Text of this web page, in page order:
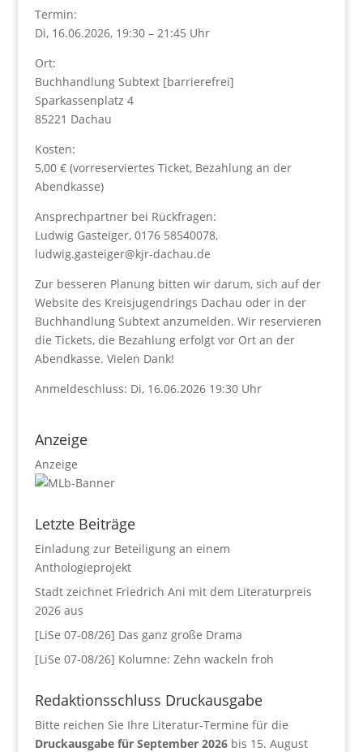
Termin:
Di, 16.06.2026, 19:30 – 21:45 Uhr
Ort:
Buchhandlung Subtext [barrierefrei]
Sparkassenplatz 4
85221 Dachau
Kosten:
5,00 € (vorreserviertes Ticket, Bezahlung an der
Abendkasse)
Ansprechpartner bei Rückfragen:
Ludwig Gasteiger, 0176 58540078,
ludwig.gasteiger@kjr-dachau.de
Zur besseren Planung bitten wir darum, sich auf der
Website des Kreisjugendrings Dachau oder in der
Buchhandlung Subtext anzumelden. Wir reservieren
die Tickets, die Bezahlung erfolgt vor Ort an der
Abendkasse. Vielen Dank!
Anmeldeschluss: Di, 16.06.2026 19:30 Uhr
Anzeige
Anzeige
Letzte Beiträge
Einladung zur Beteiligung an einem
Anthologieprojekt
Stadt zeichnet Friedrich Ani mit dem Literaturpreis
2026 aus
[LiSe 07-08/26] Das ganz große Drama
[LiSe 07-08/26] Kolumne: Zehn wackeln froh
Redaktionsschluss Druckausgabe
Bitte reichen Sie Ihre Literatur-Termine für die
Druckausgabe für September 2026bis 15. August